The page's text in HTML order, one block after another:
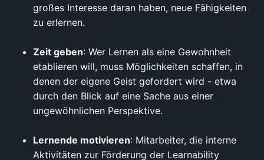
großes Interesse daran haben, neue Fähigkeiten
zu erlernen.
Zeit geben: Wer Lernen als eine Gewohnheit
etablieren will, muss Möglichkeiten schaffen, in
denen der eigene Geist gefordert wird - etwa
durch den Blick auf eine Sache aus einer
ungewöhnlichen Perspektive.
Lernende motivieren: Mitarbeiter, die interne
Aktivitäten zur Förderung der Learnability